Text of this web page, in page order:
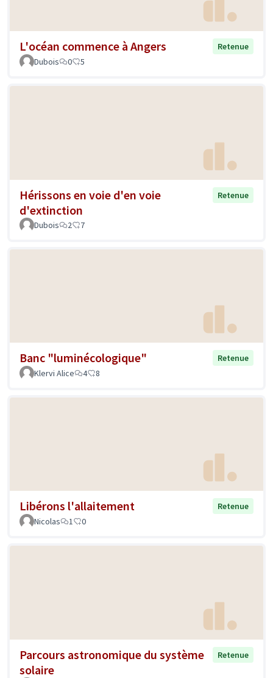
L'océan commence à Angers
Retenue
Dubois
0 5
Hérissons en voie d'en voie
d'extinction
Retenue
Dubois 2 7
Banc "luminécologique"
Retenue
Klervi Alice
4 8
Libérons l'allaitement
Retenue
Nicolas
1 0
Parcours astronomique du système
solaire
Retenue